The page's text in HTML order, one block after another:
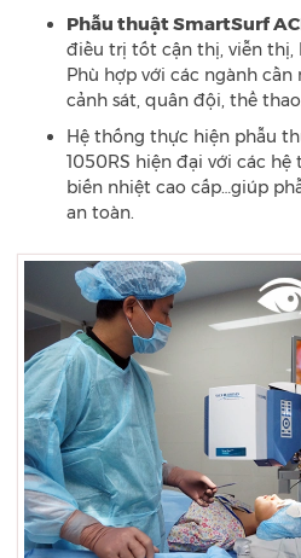
Phẫu thuật SmartSurf
điều trị tốt cận thị, viễn thị,
Phù hợp với các ngành
cảnh sát, quân đội, thể
Hệ thống thực hiện phẫu
1050RS hiện đại với các
biến nhiệt cao cấp…giúp
an toàn.